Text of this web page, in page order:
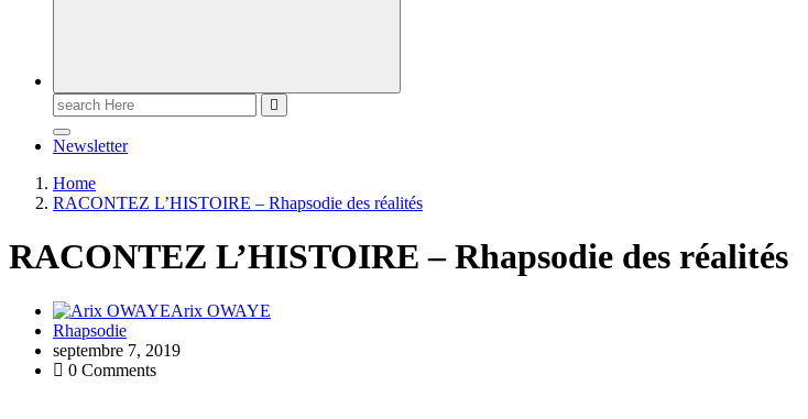
Newsletter
Home
RACONTEZ L’HISTOIRE – Rhapsodie des réalités
RACONTEZ L’HISTOIRE – Rhapsodie des réalités
Arix OWAYE
Rhapsodie
septembre 7, 2019
0 Comments